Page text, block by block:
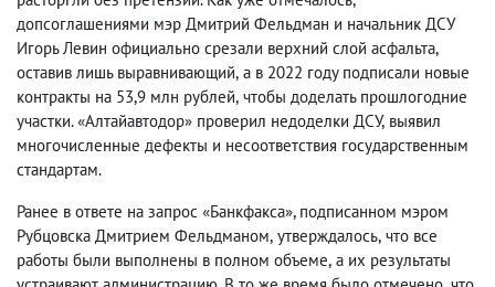
допсоглашениями мэр Дмитрий Фельдман и начальник ДСУ
Игорь Левин официально срезали верхний слой асфальта,
оставив лишь выравнивающий, а в 2022 году подписали новые
контракты на 53,9 млн рублей, чтобы доделать прошлогодние
участки. «Алтайавтодор» проверил недоделки ДСУ, выявил
многочисленные дефекты и несоответствия государственным
стандартам.
Ранее в ответе на запрос «Банкфакса», подписанном мэром
Рубцовска Дмитрием Фельдманом, утверждалось, что все
работы были выполнены в полном объеме, а их результаты